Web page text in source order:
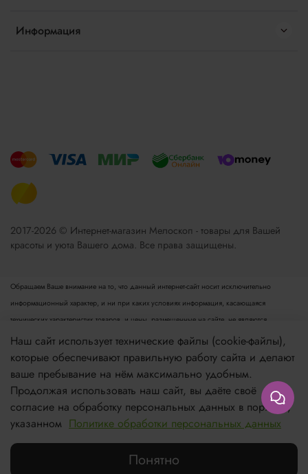
Информация
2017-2026 © Интернет-магазин Мелоскоп - товары для Вашей
красоты и уюта Вашего дома. Все права защищены.
Обращаем Ваше внимание на то, что данный интернет-сайт носит исключительно
информационный характер, и ни при каких условиях информация, касающаяся
технических характеристик товаров, и цены, размещенные на сайте, не являются
публичной офертой, определяемой положениями пункта 2 статьи 437 Гражданского
кодекса РФ. Для получения подробной информации просьба обращаться к менеджеру.
Опубликованная на данном сайте информация может быть изменена в любое время без
предварительного уведомления.
Если вы заметили ошибку в описании, пожалуйста, сообщите нам по адресу
zakaz@meloskop.ru
Наш сайт использует технические файлы (cookie-файлы),
которые обеспечивают правильную работу сайта и делают
ваше пребывание на нём максимально удобным.
Продолжая использовать наш сайт, вы даёте своё
согласие на обработку персональных данных в порядке,
указанном Политике обработки персональных данных
Понятно